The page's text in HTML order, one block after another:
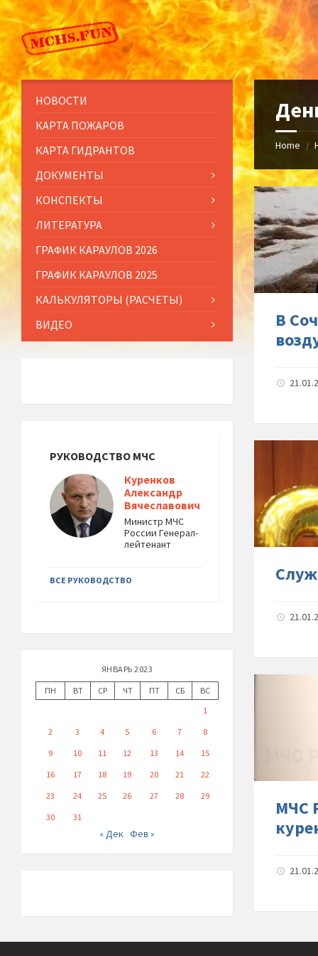
Skip
to
content
Skip
to
left
sidebar
Skip
to
footer
Home /
В
МЧС
НОВОСТИ
КАРТА ПОЖАРОВ
КАРТА ГИДРАНТОВ
ДОКУМЕНТЫ
КОНСПЕКТЫ
ЛИТЕРАТУРА
ГРАФИК КАРАУЛОВ 2026
ГРАФИК КАРАУЛОВ 2025
КАЛЬКУЛЯТОРЫ (РАСЧЕТЫ)
ВИДЕО
РУКОВОДСТВО МЧС
Куренков
Александр
Вячеславович
Министр МЧС
России Генерал-
лейтенант
ВСЕ РУКОВОДСТВО
ЯНВАРЬ 2023
ПН
ВТ СР ЧТ ПТ СБ
ВС
1
2
3 4 5 6 7
8
9
10 11 12 13 14
15
16
17 18 19 20 21
22
23
24 25 26 27 28
29
30
31
« Дек Фев »